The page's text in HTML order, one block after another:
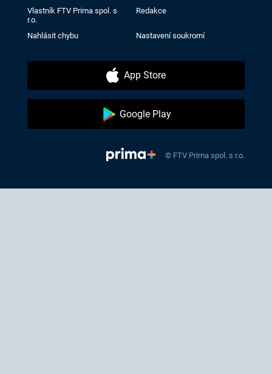
Vlastník FTV Prima spol. s
r.o.
Redakce
Nahlásit chybu Nastavení soukromí
App Store
Google Play
© FTV Prima spol. s r.o.